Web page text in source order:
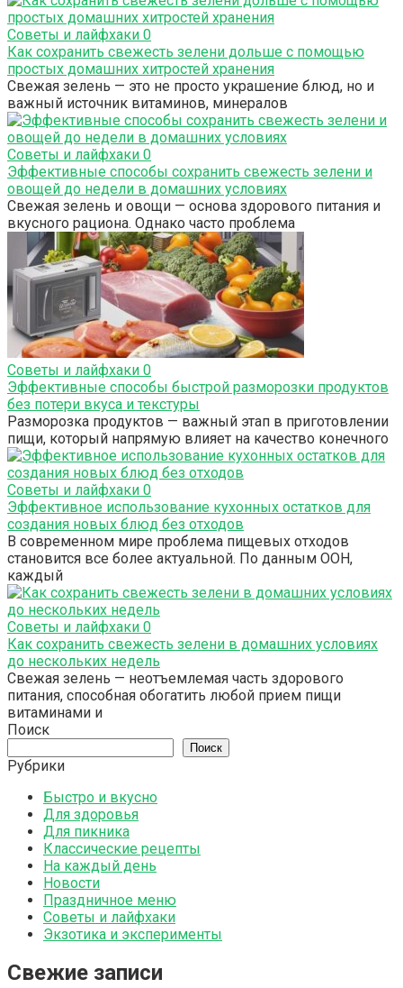
Советы и лайфхаки 0
Как сохранить свежесть зелени дольше с помощью
простых домашних хитростей хранения
Свежая зелень — это не просто украшение блюд, но и
важный источник витаминов, минералов
Советы и лайфхаки 0
Эффективные способы сохранить свежесть зелени и
овощей до недели в домашних условиях
Свежая зелень и овощи — основа здорового питания и
вкусного рациона. Однако часто проблема
Советы и лайфхаки 0
Эффективные способы быстрой разморозки продуктов
без потери вкуса и текстуры
Разморозка продуктов — важный этап в приготовлении
пищи, который напрямую влияет на качество конечного
Советы и лайфхаки 0
Эффективное использование кухонных остатков для
создания новых блюд без отходов
В современном мире проблема пищевых отходов
становится все более актуальной. По данным ООН,
каждый
Советы и лайфхаки 0
Как сохранить свежесть зелени в домашних условиях
до нескольких недель
Свежая зелень — неотъемлемая часть здорового
питания, способная обогатить любой прием пищи
витаминами и
Поиск
Поиск
Рубрики
Быстро и вкусно
Для здоровья
Для пикника
Классические рецепты
На каждый день
Новости
Праздничное меню
Советы и лайфхаки
Экзотика и эксперименты
Свежие записи